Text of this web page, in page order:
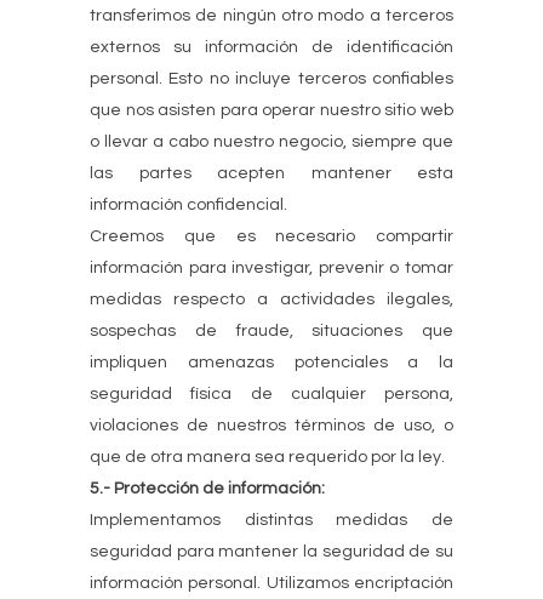
transferimos de ningún otro modo a terceros
externos su información de identificación
personal. Esto no incluye terceros confiables
que nos asisten para operar nuestro sitio web
o llevar a cabo nuestro negocio, siempre que
las partes acepten mantener esta
información confidencial.
Creemos que es necesario compartir
información para investigar, prevenir o tomar
medidas respecto a actividades ilegales,
sospechas de fraude, situaciones que
impliquen amenazas potenciales a la
seguridad física de cualquier persona,
violaciones de nuestros términos de uso, o
que de otra manera sea requerido por la ley.
5.- Protección de información:
Implementamos distintas medidas de
seguridad para mantener la seguridad de su
información personal. Utilizamos encriptación